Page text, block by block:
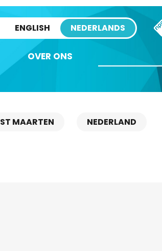
ENGLISH NEDERLANDS
OVER ONS
ST MAARTEN NEDERLAND